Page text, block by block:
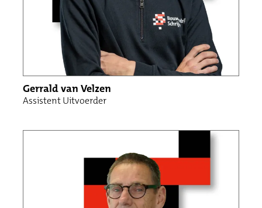
Gerrald van Velzen
Assistent Uitvoerder